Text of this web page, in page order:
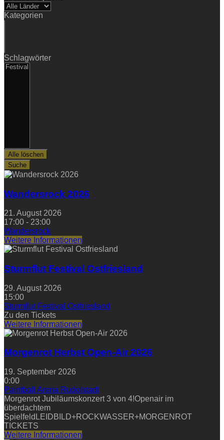
Land
Kategorien
Schlagwörter
Schlagwörter
Alle löschen
Suche
Wandersrock 2026
21. August 2026
17:00 - 23:00
Wandersrock
Weitere Informationen
Sturmflut Festival Ostfriesland
29. August 2026
15:00
Sturmflut Festival Ostfriesland
Zu den Tickets
Weitere Informationen
Morgenrot Herbst Open-Air 2026
19. September 2026
0:00
Paintball Arena Rudolstadt
Morgenrot Jubiläumskonzert 3 von 4!Openair im
überdachtem
SpielfeldLEIDBILD+ROCKWASSER+MORGENROT
TICKETS
Weitere Informationen